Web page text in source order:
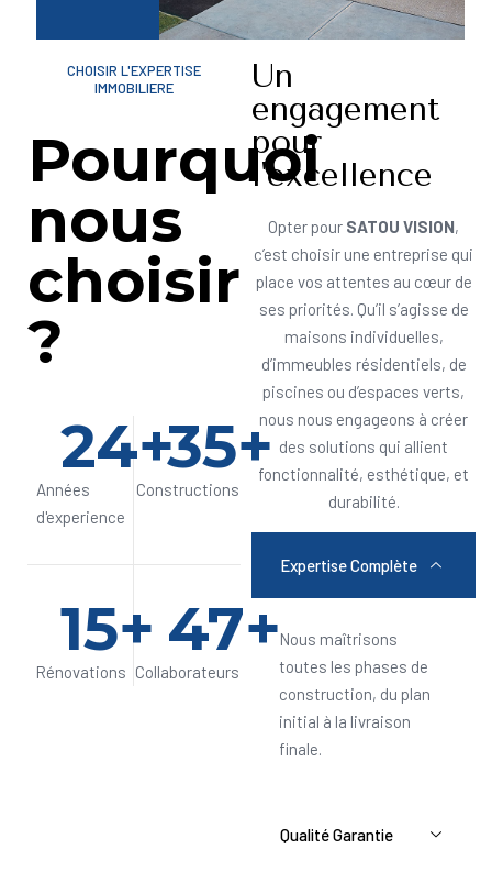
CHOISIR L'EXPERTISE
IMMOBILIERE
Pourquoi
nous
choisir
?
Années
d'experience
24+
Constructions
35+
Rénovations
15+
Collaborateurs
47+
Un
engagement
pour
l'excellence
Opter pour SATOU VISION,
c’est choisir une entreprise qui
place vos attentes au cœur de
ses priorités. Qu’il s’agisse de
maisons individuelles,
d’immeubles résidentiels, de
piscines ou d’espaces verts,
nous nous engageons à créer
des solutions qui allient
fonctionnalité, esthétique, et
durabilité.
Expertise Complète
Nous maîtrisons
toutes les phases de
construction, du plan
initial à la livraison
finale.
Qualité Garantie